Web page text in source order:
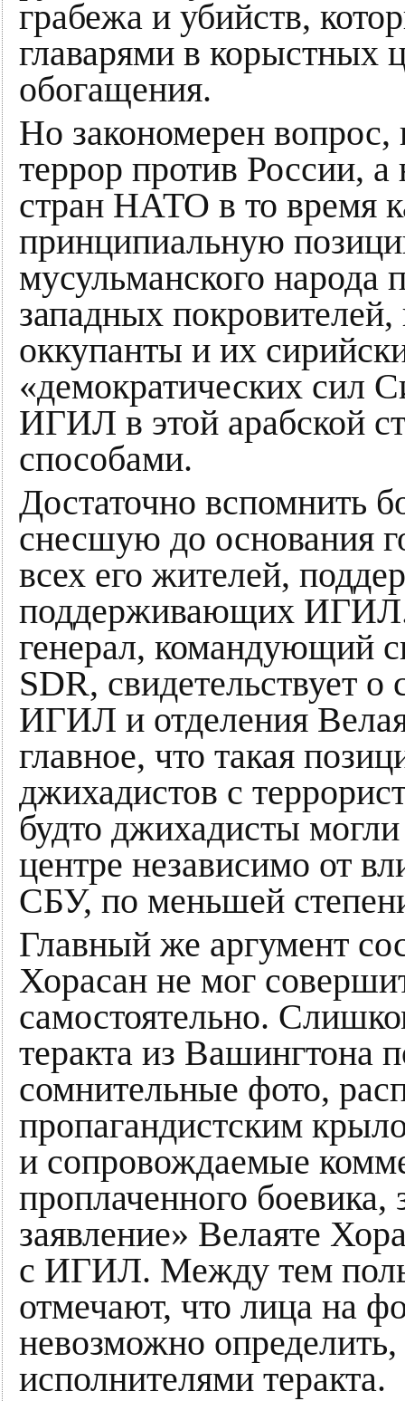
грабежа и убийств,
главарями в корыстных
обогащения.
Но закономерен
террор против России,
стран НАТО в то время
принципиальную
мусульманского народа
западных
оккупанты и их
«демократических сил
ИГИЛ в этой арабской
способами.
Достаточно
снесшую до основания
всех его жителей,
поддерживающих
генерал, командующий
SDR, свидетельствует о
ИГИЛ и отделения
главное, что такая
джихадистов с
будто джихадисты
центре независимо от
СБУ, по меньшей
Главный же аргумент
Хорасан не мог
самостоятельно.
теракта из Вашингтона
сомнительные фото,
пропагандистским
и сопровождаемые
проплаченного
заявление» Велаяте
с ИГИЛ. Между тем
отмечают, что лица на
невозможно
исполнителями теракта.